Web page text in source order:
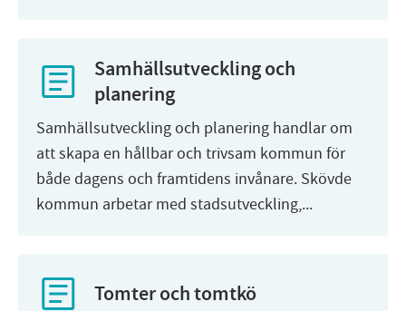
Samhällsutveckling och
planering
Samhällsutveckling och planering handlar om
att skapa en hållbar och trivsam kommun för
både dagens och framtidens invånare. Skövde
kommun arbetar med stadsutveckling,...
Tomter och tomtkö